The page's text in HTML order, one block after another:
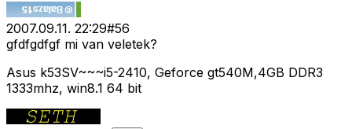
2007.09.11. 22:29#56
gfdfgdfgf mi van veletek?
Asus k53SV~~~i5-2410, Geforce gt540M,4GB DDR3
1333mhz, win8.1 64 bit